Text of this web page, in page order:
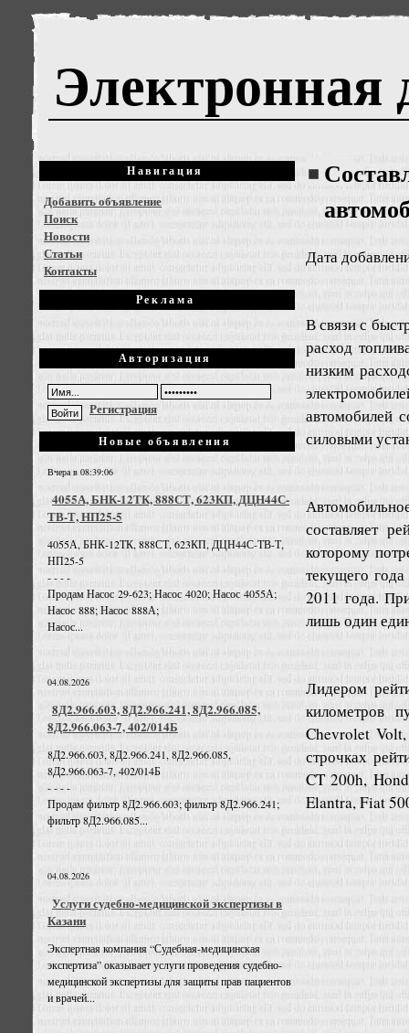
Электронная
Навигация
Добавить объявление
Поиск
Новости
Статьи
Контакты
Реклама
Авторизация
Регистрация
Новые объявления
Вчера в 08:39:06
4055А, БНК-12ТК, 888СТ, 623КП, ДЦН44С-
ТВ-Т, НП25-5
4055А, БНК-12ТК, 888СТ, 623КП, ДЦН44С-ТВ-Т,
НП25-5
- - - -
Продам Насос 29-623; Насос 4020; Насос 4055А;
Насос 888; Насос 888А;
Насос...
04.08.2026
8Д2.966.603, 8Д2.966.241, 8Д2.966.085,
8Д2.966.063-7, 402/014Б
8Д2.966.603, 8Д2.966.241, 8Д2.966.085,
8Д2.966.063-7, 402/014Б
- - - -
Продам фильтр 8Д2.966.603; фильтр 8Д2.966.241;
фильтр 8Д2.966.085...
04.08.2026
Услуги судебно-медицинской экспертизы в
Казани
Экспертная компания “Судебная-медицинская
экспертиза” оказывает услуги проведения судебно-
медицинской экспертизы для защиты прав пациентов
и врачей...
Дата
В связи с
расход
низким
автомобилей
силовыми
составляет
которому
текущего
2011 года.
лишь один
Лидером
километров
Chevrolet
строчках
CT200h,
Elantra,Fiat